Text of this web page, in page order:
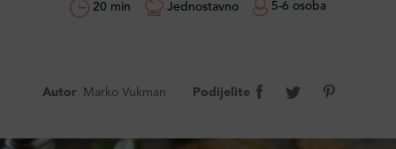
20 min Jednostavno 5-6 osoba
Autor Marko Vukman Podijelite